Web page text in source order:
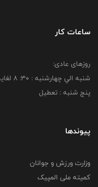
ساعات کار
روزهای عادی:
شنبه الي چهارشنبه : 30: 8 لغايت 16:30
پنج شنبه : تعطیل
پیوندها
وزارت ورزش و جوانان
کمیته ملی المپیک